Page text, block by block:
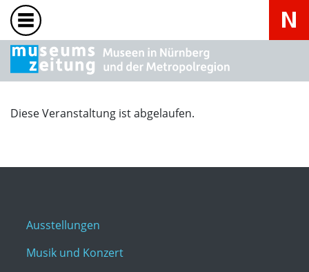
Diese Veranstaltung ist abgelaufen.
Ausstellungen
Musik und Konzert